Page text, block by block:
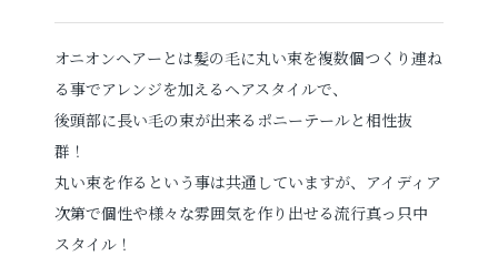
オニオンヘアーとは髪の毛に丸い束を複数個つくり連ね
る事でアレンジを加えるヘアスタイルで、
後頭部に長い毛の束が出来るポニーテールと相性抜
群！
丸い束を作るという事は共通していますが、アイディア
次第で個性や様々な雰囲気を作り出せる流行真っ只中
スタイル！